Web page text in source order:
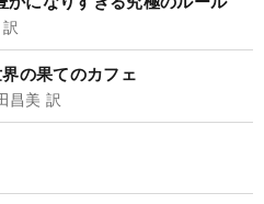
の果てのカフェ
昌美 訳